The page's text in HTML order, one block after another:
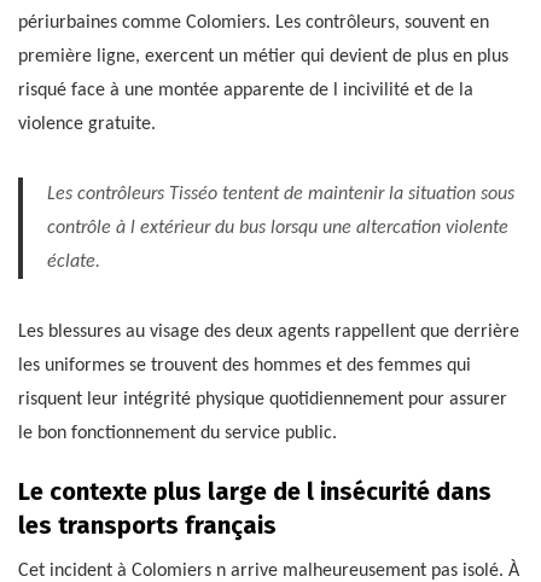
périurbaines comme Colomiers. Les contrôleurs, souvent en
première ligne, exercent un métier qui devient de plus en plus
risqué face à une montée apparente de l incivilité et de la
violence gratuite.
Les contrôleurs Tisséo tentent de maintenir la situation sous
contrôle à l extérieur du bus lorsqu une altercation violente
éclate.
Les blessures au visage des deux agents rappellent que derrière
les uniformes se trouvent des hommes et des femmes qui
risquent leur intégrité physique quotidiennement pour assurer
le bon fonctionnement du service public.
Le contexte plus large de l insécurité dans
les transports français
Cet incident à Colomiers n arrive malheureusement pas isolé. À